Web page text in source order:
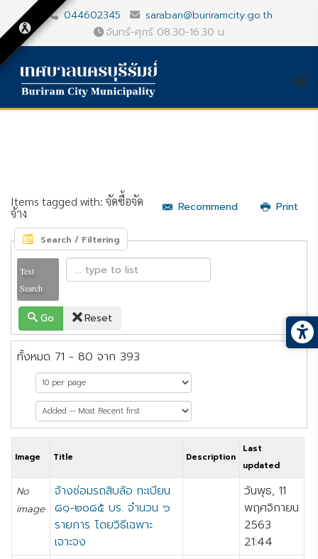
044602345
saraban@buriramcity.go.th
จันทร์-ศุกร์ 08.30-16.30 น.
Recommend Print
Items tagged with: จัดซื้อจัด
จ้าง
Search / Filtering
Text
Search
Go Reset
ทั้งหมด 71 - 80 จาก 393
Image Title Description
Last
updated
No
image
จ้างซ่อมรถสิบล้อ ทะเบียน
๘๑-๒๐๘๕ บร. จำนวน ๖
รายการ โดยวิธีเฉพาะ
เจาะจง
วันพุธ, 11
พฤศจิกายน
2563
21:44